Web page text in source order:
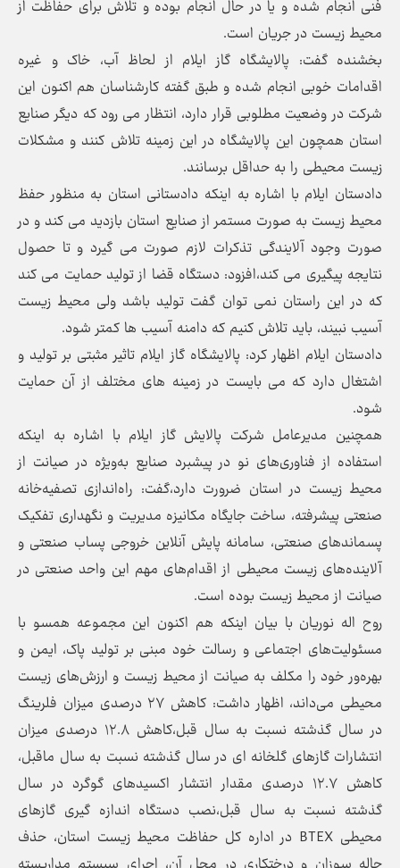
فنی انجام شده و یا در حال انجام بوده و تلاش برای حفاظت از
محیط زیست در جریان است.
بخشنده گفت: پالایشگاه گاز ایلام از لحاظ آب، خاک و غیره
اقدامات خوبی انجام شده و طبق گفته کارشناسان هم اکنون این
شرکت در وضعیت مطلوبی قرار دارد، انتظار می رود که دیگر صنایع
استان همچون این پالایشگاه در این زمینه تلاش کنند و مشکلات
زیست محیطی را به حداقل برسانند.
دادستان ایلام با اشاره به اینکه دادستانی استان به منظور حفظ
محیط زیست به صورت مستمر از صنایع استان بازدید می کند و در
صورت وجود آلایندگی تذکرات لازم صورت می گیرد و تا حصول
نتایجه پیگیری می کند،افزود: دستگاه قضا از تولید حمایت می کند
که در این راستان نمی توان گفت تولید باشد ولی محیط زیست
آسیب نبیند، باید تلاش کنیم که دامنه آسیب ها کمتر شود.
دادستان ایلام اظهار کرد: پالایشگاه گاز ایلام تاثیر مثبتی بر تولید و
اشتغال دارد که می بایست در زمینه های مختلف از آن حمایت
شود.
همچنین مدیرعامل شرکت پالایش گاز ایلام با اشاره به اینکه
استفاده از فناوری‌های نو در پیشبرد صنایع به‌ویژه در صیانت از
محیط زیست در استان ضرورت دارد،گفت: راه‌اندازی تصفیه‌خانه
صنعتی پیشرفته، ساخت جایگاه مکانیزه مدیریت و نگهداری تفکیک
پسماندهای صنعتی، سامانه پایش آنلاین خروجی پساب صنعتی و
آلاینده‌های زیست محیطی از اقدام‌های مهم این واحد صنعتی در
صیانت از محیط زیست بوده است.
روح اله نوریان با بیان اینکه هم اکنون این مجموعه همسو با
مسئولیت‌های اجتماعی و رسالت خود مبنی بر تولید پاک، ایمن و
بهره‌ور خود را مکلف به صیانت از محیط زیست و ارزش‌های زیست
محیطی می‌داند، اظهار داشت: کاهش ۲۷ درصدی میزان فلرینگ
در سال گذشته نسبت به سال قبل،کاهش ۱۲.۸ درصدی میزان
انتشارات گازهای گلخانه ای در سال گذشته نسبت به سال ماقبل،
کاهش ۱۲.۷ درصدی مقدار انتشار اکسیدهای گوگرد در سال
گذشته نسبت به سال قبل،نصب دستگاه اندازه گیری گازهای
محیطی BTEX در اداره کل حفاظت محیط زیست استان، حذف